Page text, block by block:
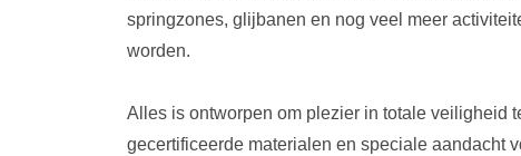
springzones, glijbanen en nog veel meer
worden.
Alles is ontworpen om plezier in totale veiligheid
gecertificeerde materialen en speciale aandacht